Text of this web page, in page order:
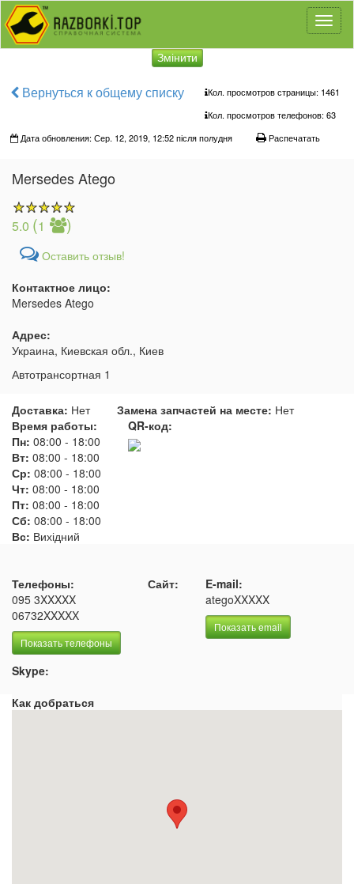
Змінити
Вернуться к общему списку
Кол. просмотров страницы: 1461
Кол. просмотров телефонов: 63
Дата обновления: Сер. 12, 2019, 12:52 після полудня
Распечатать
Mersedes Atego
5.0 (1 )
Оставить отзыв!
Контактное лицо:
Mersedes Atego
Адрес:
Украина, Киевская обл., Киев
Автотрансортная 1
Доставка: Нет Замена запчастей на месте: Нет
Время работы:
Пн: 08:00 - 18:00
Вт: 08:00 - 18:00
Ср: 08:00 - 18:00
Чт: 08:00 - 18:00
Пт: 08:00 - 18:00
Сб: 08:00 - 18:00
Вс: Вихідний
QR-код:
Телефоны:
095 3XXXXX
06732XXXXX
Показать телефоны
Сайт:
E-mail:
ategoXXXXX
Показать email
Skype:
Как добраться